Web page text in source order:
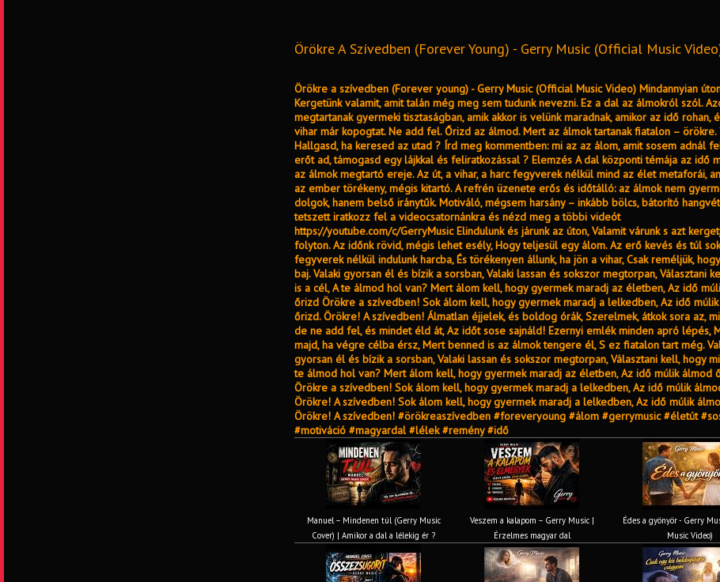
Örökre A Szívedben (Forever Young) - Gerry Music (Official Music
Örökre a szívedben (Forever young) - Gerry Music (Official Music Video) Mindannyian
Kergetünk valamit, amit talán még meg sem tudunk nevezni. Ez a dal az álmokról szól.
megtartanak gyermeki tisztaságban, amik akkor is velünk maradnak, amikor az idő rohan,
vihar már kopogtat. Ne add fel. Őrizd az álmod. Mert az álmok tartanak fiatalon – örökre.
Hallgasd, ha keresed az utad ? Írd meg kommentben: mi az az álom, amit sosem adnál
erőt ad, támogasd egy lájkkal és feliratkozással ? Elemzés A dal központi témája az idő
az álmok megtartó ereje. Az út, a vihar, a harc fegyverek nélkül mind az élet metaforái,
az ember törékeny, mégis kitartó. A refrén üzenete erős és időtálló: az álmok nem
dolgok, hanem belső iránytűk. Motiváló, mégsem harsány – inkább bölcs, bátorító
tetszett iratkozz fel a videocsatornánkra és nézd meg a többi videót
https://youtube.com/c/GerryMusic Elindulunk és járunk az úton, Valamit várunk s azt
folyton. Az időnk rövid, mégis lehet esély, Hogy teljesül egy álom. Az erő kevés és túl
fegyverek nélkül indulunk harcba, És törékenyen állunk, ha jön a vihar, Csak reméljük,
baj. Valaki gyorsan él és bízik a sorsban, Valaki lassan és sokszor megtorpan, Választani
is a cél, A te álmod hol van? Mert álom kell, hogy gyermek maradj az életben, Az idő
őrizd Örökre a szívedben! Sok álom kell, hogy gyermek maradj a lelkedben, Az idő
őrizd. Örökre! A szívedben! Álmatlan éjjelek, és boldog órák, Szerelmek, átkok sora az,
de ne add fel, és mindet éld át, Az időt sose sajnáld! Ezernyi emlék minden apró lépés,
majd, ha végre célba érsz, Mert benned is az álmok tengere él, S ez fiatalon tart még.
gyorsan él és bízik a sorsban, Valaki lassan és sokszor megtorpan, Választani kell, hogy
te álmod hol van? Mert álom kell, hogy gyermek maradj az életben, Az idő múlik álmod
Örökre a szívedben! Sok álom kell, hogy gyermek maradj a lelkedben, Az idő múlik
Örökre! A szívedben! Sok álom kell, hogy gyermek maradj a lelkedben, Az idő múlik
Örökre! A szívedben! #örökreaszívedben #foreveryoung #álom #gerrymusic #életút
#motiváció #magyardal #lélek #remény #idő
Manuel – Mindenen túl (Gerry Music
Cover) | Amikor a dal a lélekig ér ?
Veszem a kalapom – Gerry Music |
Érzelmes magyar dal
Édes a gyönyör - Gerry
Music Video)